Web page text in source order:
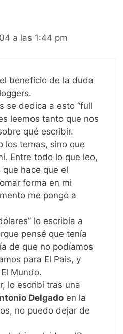
a las 1:44 pm
beneficio de la duda
se dedica a esto “full
leemos tanto que nos
qué escribir.
los temas, sino que
Entre todo lo que leo,
hace que el
forma en mi
me pongo a
lo escribía a
pensé que tenía
de que no podíamos
para El Pais, y
Mundo.
lo escribí tras una
Delgado en la
no puedo dejar de